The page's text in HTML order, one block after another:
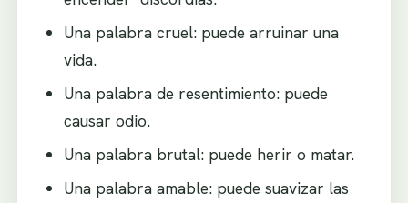
Una palabra cruel: puede arruinar una
vida.
Una palabra de resentimiento: puede
causar odio.
Una palabra brutal: puede herir o matar.
Una palabra amable: puede suavizar las